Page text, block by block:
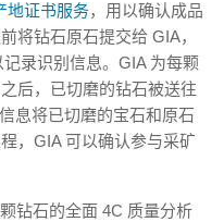
地证书服务，用以确认成品
将钻石原石提交给 GIA，
录识别信息。GIA 为每颗
后，已切磨的钻石被送往
息将已切磨的宝石和原石
，GIA 可以确认参与采矿
钻石的全面 4C 质量分析